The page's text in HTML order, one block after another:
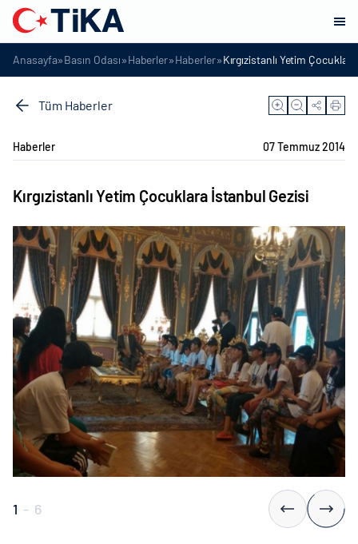
Anasayfa»Basın Odası»Haberler»Haberler»Kırgızistanlı Yetim
Tüm Haberler
Haberler 07 Temmuz 2014
Kırgızistanlı Yetim Çocuklara İstanbul Gezisi
1 - 6